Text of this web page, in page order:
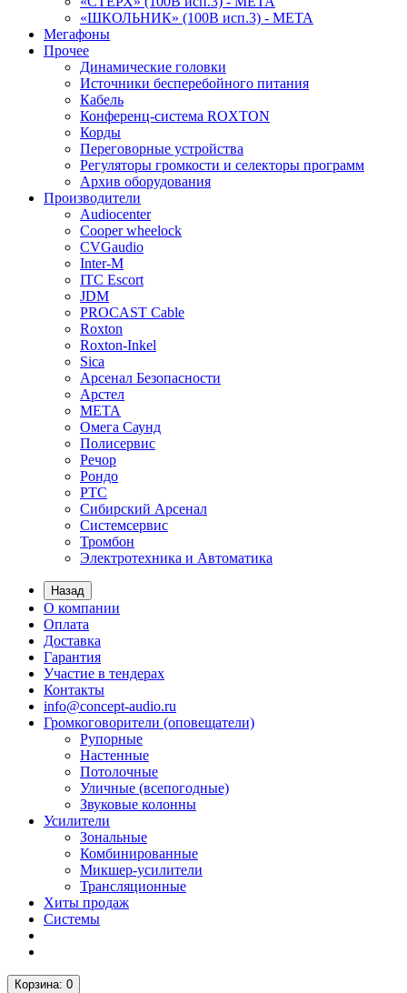
«ШКОЛЬНИК» (100В исп.3) - МЕТА
Мегафоны
Прочее
Динамические головки
Источники бесперебойного питания
Кабель
Конференц-система ROXTON
Корды
Переговорные устройства
Регуляторы громкости и селекторы программ
Архив оборудования
Производители
Audiocenter
Cooper wheelock
CVGaudio
Inter-M
ITC Escort
JDM
PROCAST Cable
Roxton
Roxton-Inkel
Sica
Арсенал Безопасности
Арстел
МЕТА
Омега Саунд
Полисервис
Речор
Рондо
РТС
Сибирский Арсенал
Системсервис
Тромбон
Электротехника и Автоматика
Назад
О компании
Оплата
Доставка
Гарантия
Участие в тендерах
Контакты
info@concept-audio.ru
Громкоговорители (оповещатели)
Рупорные
Настенные
Потолочные
Уличные (всепогодные)
Звуковые колонны
Усилители
Зональные
Комбинированные
Микшер-усилители
Трансляционные
Хиты продаж
Системы
Корзина: 0